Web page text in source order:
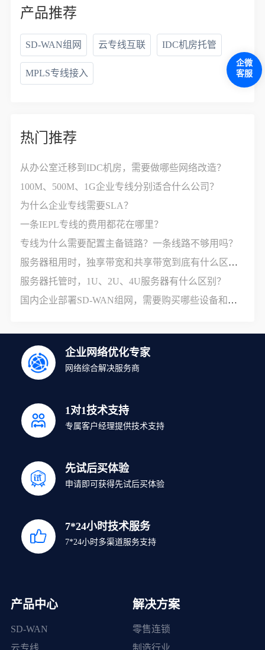
产品推荐
SD-WAN组网 云专线互联 IDC机房托管
MPLS专线接入
热门推荐
从办公室迁移到IDC机房，需要做哪些网络改造？
100M、500M、1G企业专线分别适合什么公司？
为什么企业专线需要SLA？
一条IEPL专线的费用都花在哪里？
专线为什么需要配置主备链路？一条线路不够用吗？
服务器租用时，独享带宽和共享带宽到底有什么区别？
服务器托管时，1U、2U、4U服务器有什么区别？
国内企业部署SD-WAN组网，需要购买哪些设备和服务？
企业网络优化专家
网络综合解决服务商
1对1技术支持
专属客户经理提供技术支持
先试后买体验
申请即可获得先试后买体验
7*24小时技术服务
7*24小时多渠道服务支持
产品中心
SD-WAN
云专线
解决方案
零售连锁
制造行业
企微
客服